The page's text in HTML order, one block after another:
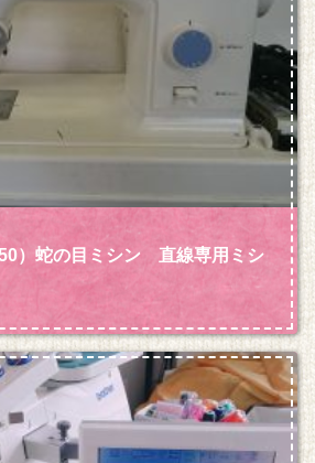
）蛇の目ミシン 直線専用ミシ